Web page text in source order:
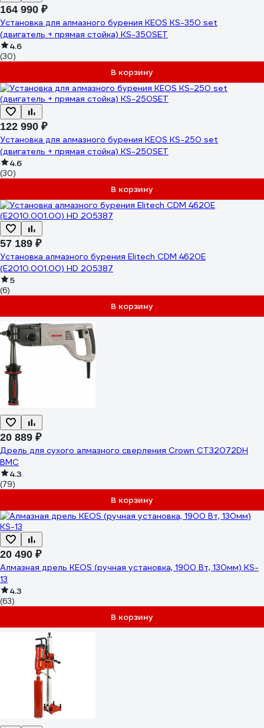
164 990 ₽
Установка для алмазного бурения KEOS KS-350 set
(двигатель + прямая стойка) KS-350SET
4.6
(30)
В корзину
122 990 ₽
Установка для алмазного бурения KEOS KS-250 set
(двигатель + прямая стойка) KS-250SET
4.6
(30)
В корзину
57 189 ₽
Установка алмазного бурения Elitech CDM 4620E
(E2010.001.00) HD 205387
5
(6)
В корзину
20 889 ₽
Дрель для сухого алмазного сверления Crown CT32072DH
BMC
4.3
(79)
В корзину
20 490 ₽
Алмазная дрель KEOS (ручная установка, 1900 Вт, 130мм) KS-
13
4.3
(63)
В корзину